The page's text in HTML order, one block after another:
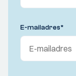
E-mailadres*